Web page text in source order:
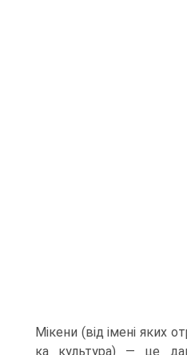
Мікени (від імені яких
ка культура) — це